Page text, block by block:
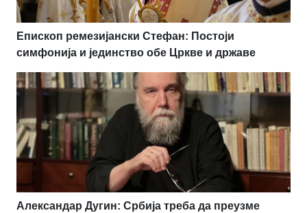
Епископ ремезијански Стефан: Постоји
симфонија и јединство обе Цркве и државе
Александар Дугин: Србија треба да преузме